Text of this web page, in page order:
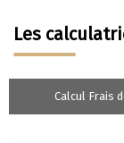
Les
Calcul Frais